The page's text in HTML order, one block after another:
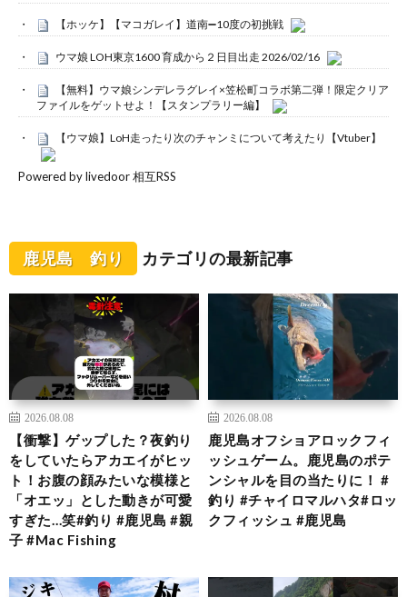
【ホッケ】【マコガレイ】道南➖10度の初挑戦
ウマ娘 LOH東京1600 育成から２日目出走 2026/02/16
【無料】ウマ娘シンデレラグレイ×笠松町コラボ第二弾！限定クリア
ファイルをゲットせよ！【スタンプラリー編】
【ウマ娘】LoH走ったり次のチャンミについて考えたり【Vtuber】
Powered by livedoor 相互RSS
鹿児島 釣り カテゴリの最新記事
2026.08.08
【衝撃】ゲップした？夜釣り
をしていたらアカエイがヒッ
ト！お腹の顔みたいな模様と
「オエッ」とした動きが可愛
すぎた…笑#釣り #鹿児島 #親
子 #Mac Fishing
2026.08.08
鹿児島オフショアロックフィ
ッシュゲーム。鹿児島のポテ
ンシャルを目の当たりに！ #
釣り #チャイロマルハタ#ロッ
クフィッシュ #鹿児島